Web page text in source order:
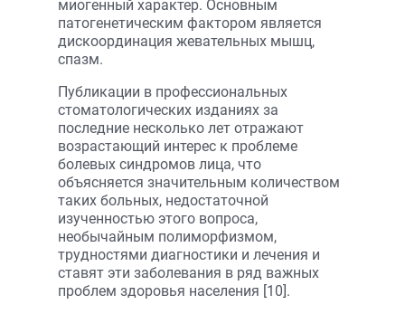
миогенный характер. Основным
патогенетическим фактором является
дискоординация жевательных мышц,
спазм.
Публикации в профессиональных
стоматологических изданиях за
последние несколько лет отражают
возрастающий интерес к проблеме
болевых синдромов лица, что
объясняется значительным количеством
таких больных, недостаточной
изученностью этого вопроса,
необычайным полиморфизмом,
трудностями диагностики и лечения и
ставят эти заболевания в ряд важных
проблем здоровья населения [10].